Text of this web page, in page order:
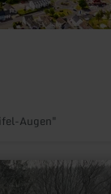
Augen"